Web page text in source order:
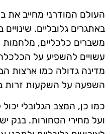
העולם המודרני מחייב
באתגרים גלובליים.
משברים כלכליים, מלחמות
עשויים להשפיע על
מדינה גדולה כמו ארצות
השפעה על השקעות זרות
כמו כן, המצב הגלובלי
ועל מחירי הסחורות. בנק